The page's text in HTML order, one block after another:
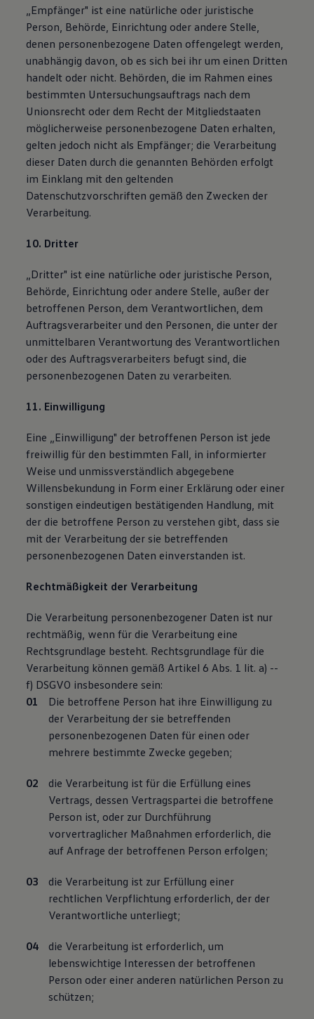
„Empfänger" ist eine natürliche oder juristische
Person, Behörde, Einrichtung oder andere Stelle,
denen personenbezogene Daten offengelegt werden,
unabhängig davon, ob es sich bei ihr um einen Dritten
handelt oder nicht. Behörden, die im Rahmen eines
bestimmten Untersuchungsauftrags nach dem
Unionsrecht oder dem Recht der Mitgliedstaaten
möglicherweise personenbezogene Daten erhalten,
gelten jedoch nicht als Empfänger; die Verarbeitung
dieser Daten durch die genannten Behörden erfolgt
im Einklang mit den geltenden
Datenschutzvorschriften gemäß den Zwecken der
Verarbeitung.
10. Dritter
„Dritter" ist eine natürliche oder juristische Person,
Behörde, Einrichtung oder andere Stelle, außer der
betroffenen Person, dem Verantwortlichen, dem
Auftragsverarbeiter und den Personen, die unter der
unmittelbaren Verantwortung des Verantwortlichen
oder des Auftragsverarbeiters befugt sind, die
personenbezogenen Daten zu verarbeiten.
11. Einwilligung
Eine „Einwilligung" der betroffenen Person ist jede
freiwillig für den bestimmten Fall, in informierter
Weise und unmissverständlich abgegebene
Willensbekundung in Form einer Erklärung oder einer
sonstigen eindeutigen bestätigenden Handlung, mit
der die betroffene Person zu verstehen gibt, dass sie
mit der Verarbeitung der sie betreffenden
personenbezogenen Daten einverstanden ist.
Rechtmäßigkeit der Verarbeitung
Die Verarbeitung personenbezogener Daten ist nur
rechtmäßig, wenn für die Verarbeitung eine
Rechtsgrundlage besteht. Rechtsgrundlage für die
Verarbeitung können gemäß Artikel 6 Abs. 1 lit. a) --
f) DSGVO insbesondere sein:
Die betroffene Person hat ihre Einwilligung zu
der Verarbeitung der sie betreffenden
personenbezogenen Daten für einen oder
mehrere bestimmte Zwecke gegeben;
die Verarbeitung ist für die Erfüllung eines
Vertrags, dessen Vertragspartei die betroffene
Person ist, oder zur Durchführung
vorvertraglicher Maßnahmen erforderlich, die
auf Anfrage der betroffenen Person erfolgen;
die Verarbeitung ist zur Erfüllung einer
rechtlichen Verpflichtung erforderlich, der der
Verantwortliche unterliegt;
die Verarbeitung ist erforderlich, um
lebenswichtige Interessen der betroffenen
Person oder einer anderen natürlichen Person zu
schützen;